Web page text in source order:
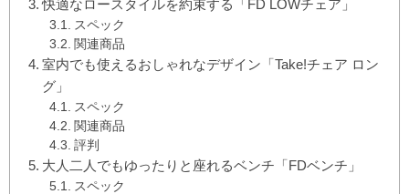
快適なロースタイルを約束する「FD LOWチェア」
スペック
関連商品
室内でも使えるおしゃれなデザイン「Take!チェア ロン
グ」
スペック
関連商品
評判
大人二人でもゆったりと座れるベンチ「FDベンチ」
スペック